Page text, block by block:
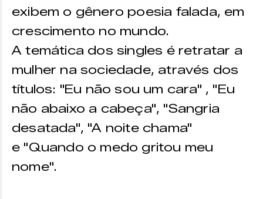
exibem o gênero poesia falada, em
crescimento no mundo.
A temática dos singles é retratar a
mulher na sociedade, através dos
títulos: "Eu não sou um cara" , "Eu
não abaixo a cabeça", "Sangria
desatada", "A noite chama"
e "Quando o medo gritou meu
nome".